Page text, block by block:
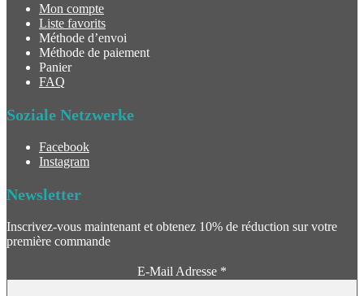
Mon compte
Liste favorits
Méthode d’envoi
Méthode de paiement
Panier
FAQ
Soziale Netzwerke
Facebook
Instagram
Newsletter
Inscrivez-vous maintenant et obtenez 10% de réduction sur votre
première commande
E-Mail Adresse *